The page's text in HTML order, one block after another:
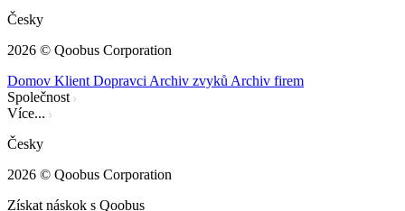
Česky
2026 © Qoobus Corporation
Domov Klient Dopravci Archiv zvyků Archiv firem
Společnost
Více...
Česky
2026 © Qoobus Corporation
Získat náskok s Qoobus